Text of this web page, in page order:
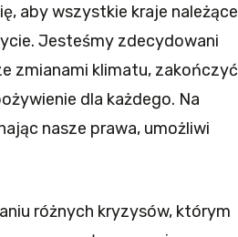
aby wszystkie kraje należące
Jesteśmy zdecydowani
zmianami klimatu, zakończyć
dla każdego. Na
nasze prawa, umożliwi
różnych kryzysów, którym